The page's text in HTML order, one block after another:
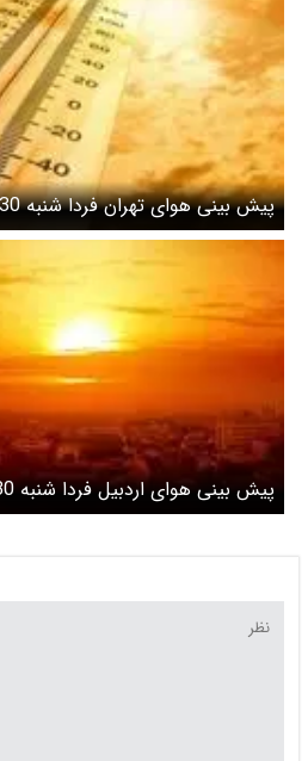
هوای گرم در پایتخت
محسوس دمای هوا در بیشتر مناطق